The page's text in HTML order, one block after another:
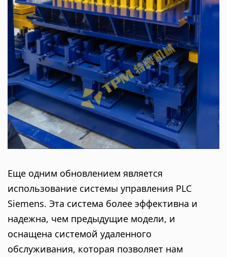
Еще одним обновлением является
использование системы управления PLC
Siemens. Эта система более эффективна и
надежна, чем предыдущие модели, и
оснащена системой удаленного
обслуживания, которая позволяет нам